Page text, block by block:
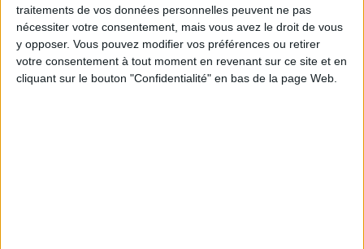
traitements de vos données personnelles peuvent ne pas
nécessiter votre consentement, mais vous avez le droit de vous
y opposer. Vous pouvez modifier vos préférences ou retirer
votre consentement à tout moment en revenant sur ce site et en
cliquant sur le bouton "Confidentialité" en bas de la page Web.
Chaque semaine, posez vos questions en live
en participant à des vidéo-conférences avec
Jean-Michel et les diététiciennes du
programme.